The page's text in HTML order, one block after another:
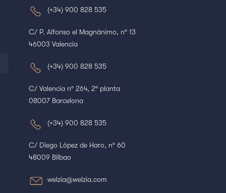
(+34) 900 828 535
C/ P. Alfonso el Magnánimo, nº 13
46003 Valencia
(+34) 900 828 535
C/ Valencia nº 264, 2ª planta
08007 Barcelona
(+34) 900 828 535
C/ Diego López de Haro, nº 60
48009 Bilbao
welzia@welzia.com